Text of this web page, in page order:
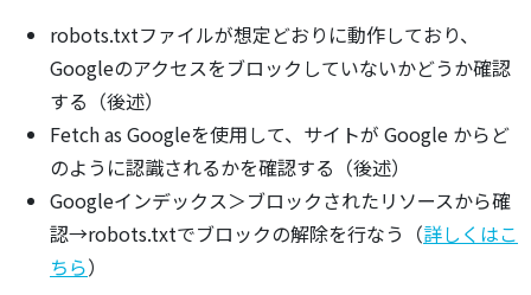
robots.txtファイルが想定どおりに動作しており、
Googleのアクセスをブロックしていないかどうか確認
する（後述）
Fetch as Googleを使用して、サイトが Google からど
のように認識されるかを確認する（後述）
Googleインデックス＞ブロックされたリソースから確
認→robots.txtでブロックの解除を行なう（詳しくはこ
ちら）